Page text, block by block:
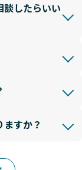
談したらいい
すか？